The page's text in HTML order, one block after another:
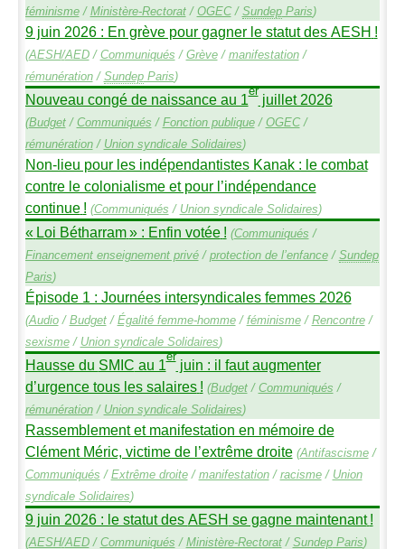
féminisme/ Ministère-Rectorat/ OGEC/ SundepParis)
9 juin 2026 : En grève pour gagner le statut des AESH !
(AESH/AED/ Communiqués / Grève/ manifestation/
rémunération/ SundepParis)
Nouveau congé de naissance au 1erjuillet 2026
(Budget/ Communiqués / Fonction publique/ OGEC/
rémunération/ Union syndicale Solidaires)
Non-lieu pour les indépendantistes Kanak : le combat
contre le colonialisme et pour l’indépendance
continue ! (Communiqués / Union syndicale Solidaires)
« Loi Bétharram» : Enfin votée ! (Communiqués /
Financement enseignement privé/ protection de l’enfance/ Sundep
Paris)
Épisode 1 : Journées intersyndicales femmes 2026
(Audio/ Budget/ Égalité femme-homme/ féminisme/ Rencontre/
sexisme/ Union syndicale Solidaires)
Hausse du SMIC au 1erjuin : il faut augmenter
d’urgence tous les salaires ! (Budget/ Communiqués /
rémunération/ Union syndicale Solidaires)
Rassemblement et manifestation en mémoire de
Clément Méric, victime de l’extrême droite (Antifascisme/
Communiqués / Extrême droite/ manifestation/ racisme/ Union
syndicale Solidaires)
9 juin 2026 : le statut des AESH se gagne maintenant !
(AESH/AED/ Communiqués / Ministère-Rectorat/ SundepParis)